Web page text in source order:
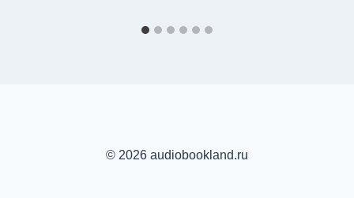
© 2026 audiobookland.ru